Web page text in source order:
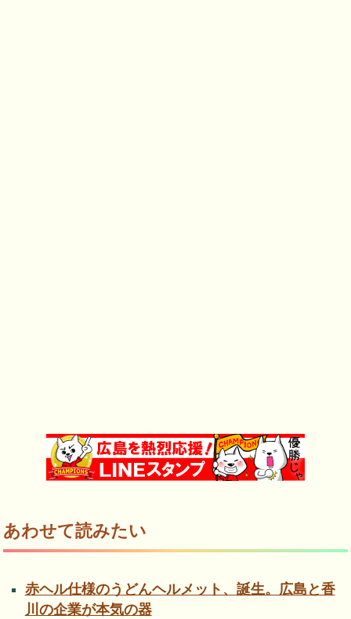
あわせて読みたい
赤ヘル仕様のうどんヘルメット、誕生。広島と香
川の企業が本気の器